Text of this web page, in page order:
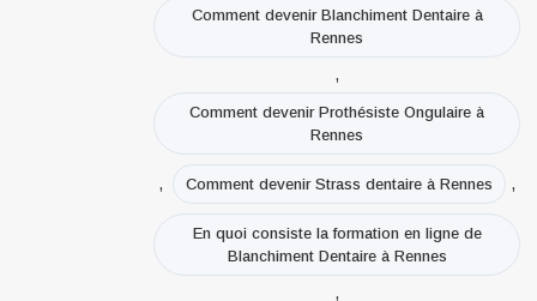
Comment devenir Blanchiment Dentaire à
Rennes
,
Comment devenir Prothésiste Ongulaire à
Rennes
, Comment devenir Strass dentaire à Rennes ,
En quoi consiste la formation en ligne de
Blanchiment Dentaire à Rennes
,